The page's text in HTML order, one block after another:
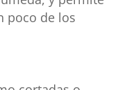
poco de los